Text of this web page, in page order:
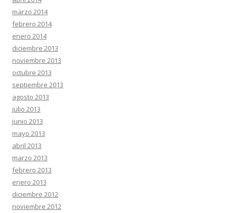
marzo 2014
febrero 2014
enero 2014
diciembre 2013
noviembre 2013
octubre 2013
septiembre 2013
agosto 2013
julio 2013
junio 2013
mayo 2013
abril 2013
marzo 2013
febrero 2013
enero 2013
diciembre 2012
noviembre 2012